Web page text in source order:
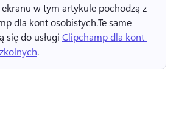
w tym artykule pochodzą z
dla kont osobistych.Te same
się do usługi Clipchamp dla kont
.